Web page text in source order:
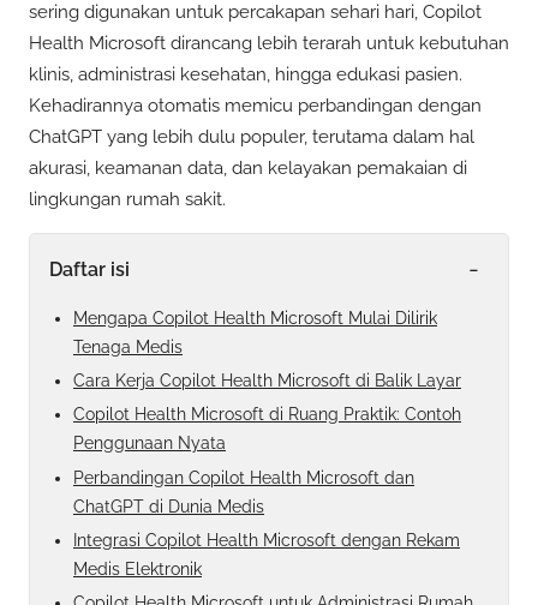
sering digunakan untuk percakapan sehari hari, Copilot
Health Microsoft dirancang lebih terarah untuk kebutuhan
klinis, administrasi kesehatan, hingga edukasi pasien.
Kehadirannya otomatis memicu perbandingan dengan
ChatGPT yang lebih dulu populer, terutama dalam hal
akurasi, keamanan data, dan kelayakan pemakaian di
lingkungan rumah sakit.
Daftar isi -
Mengapa Copilot Health Microsoft Mulai Dilirik
Tenaga Medis
Cara Kerja Copilot Health Microsoft di Balik Layar
Copilot Health Microsoft di Ruang Praktik: Contoh
Penggunaan Nyata
Perbandingan Copilot Health Microsoft dan
ChatGPT di Dunia Medis
Integrasi Copilot Health Microsoft dengan Rekam
Medis Elektronik